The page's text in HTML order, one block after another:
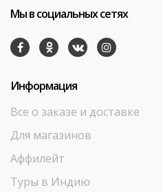
Мы в социальных сетях
Информация
Все о заказе и доставке
Для магазинов
Аффилейт
Туры в Индию